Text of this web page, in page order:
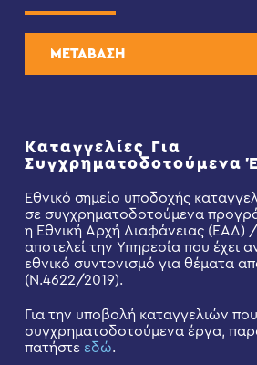
ΜΕΤΑΒΑΣΗ
Καταγγελίες Για
Συγχρηματοδοτούμενα
Εθνικό σημείο υποδοχής
σε συγχρηματοδοτούμενα
η Εθνική Αρχή Διαφάνειας (ΕΑΔ)
αποτελεί την Υπηρεσία που έχει
εθνικό συντονισμό για θέματα
(Ν.4622/2019).
Για την υποβολή καταγγελιών
συγχρηματοδοτούμενα έργα,
πατήστε εδώ.